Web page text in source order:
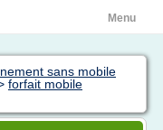
Menu
sans mobile
forfait mobile